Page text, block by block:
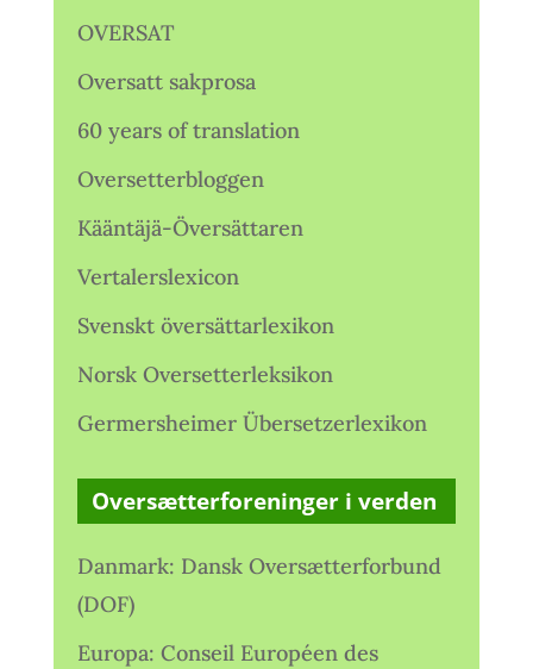
OVERSAT
Oversatt sakprosa
60 years of translation
Oversetterbloggen
Kääntäjä-Översättaren
Vertalerslexicon
Svenskt översättarlexikon
Norsk Oversetterleksikon
Germersheimer Übersetzerlexikon
Oversætterforeninger i verden
Danmark: Dansk Oversætterforbund
(DOF)
Europa: Conseil Européen des